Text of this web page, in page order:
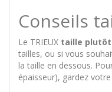
Conseils
Le TRIEUX taille
tailles, ou si vous
la taille en dessous.
épaisseur), gardez